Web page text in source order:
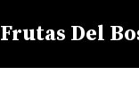
al
contenido
Frutas Del